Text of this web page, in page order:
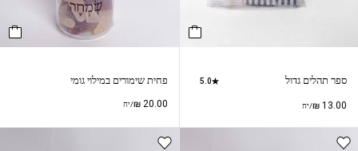
ספר תהלים גדול 5.0
₪ 13.00 /יח
פחית שימורים במילוי גומי
₪20.00 /יח